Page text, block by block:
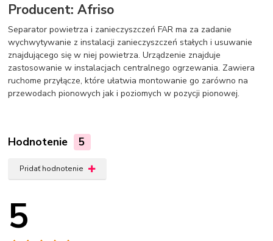
Producent: Afriso
Separator powietrza i zanieczyszczeń FAR ma za zadanie
wychwytywanie z instalacji zanieczyszczeń stałych i usuwanie
znajdującego się w niej powietrza. Urządzenie znajduje
zastosowanie w instalacjach centralnego ogrzewania. Zawiera
ruchome przyłącze, które ułatwia montowanie go zarówno na
przewodach pionowych jak i poziomych w pozycji pionowej.
Hodnotenie 5
Pridať hodnotenie
5